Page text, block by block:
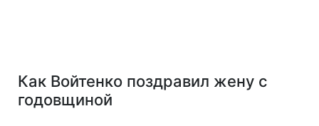
Как Войтенко поздравил жену с
годовщиной